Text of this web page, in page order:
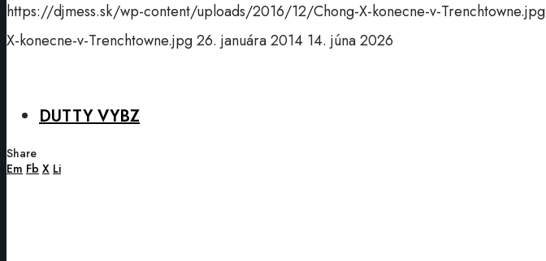
https://djmess.sk/wp-content/uploads/2016/12/Chong-X-konecne-v-Trenchtowne.jpg
X-konecne-v-Trenchtowne.jpg26. januára 2014 14. júna 2026
DUTTY VYBZ
Share
Em Fb X Li